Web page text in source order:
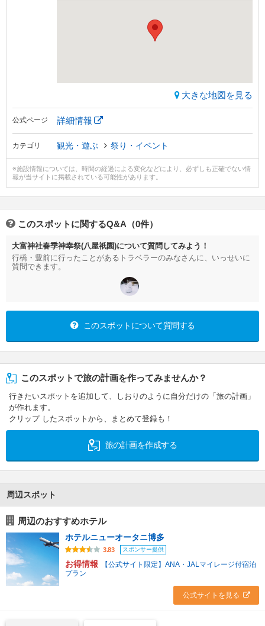
大きな地図を見る
公式ページ 詳細情報
カテゴリ 観光・遊ぶ 祭り・イベント
※施設情報については、時間の経過による変化などにより、必ずしも正確でない情
報が当サイトに掲載されている可能性があります。
このスポットに関するQ&A（0件）
大富神社春季神幸祭(八屋祇園)について質問してみよう！
行橋・豊前に行ったことがあるトラベラーのみなさんに、いっせいに
質問できます。
このスポットについて質問する
このスポットで旅の計画を作ってみませんか？
行きたいスポットを追加して、しおりのように自分だけの「旅の計画」
が作れます。
クリップ したスポットから、まとめて登録も！
旅の計画を作成する
周辺スポット
周辺のおすすめホテル
ホテルニューオータニ博多
3.83 スポンサー提供
お得情報
【公式サイト限定】ANA・JALマイレージ付宿泊
プラン
公式サイトを見る